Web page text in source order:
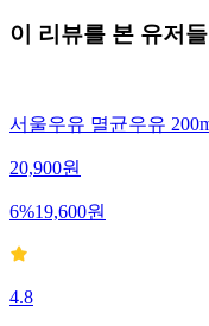
이 리뷰를 본 유저
서울우유 멸균우유
20,900원
6%19,600원
4.8